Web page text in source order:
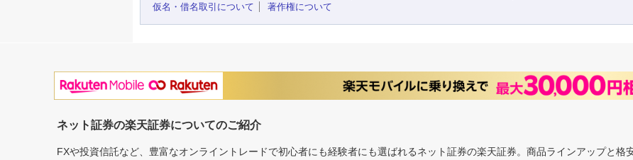
仮名・借名取引について
著作権について
ネット証券の楽天証券についてのご紹介
FXや投資信託など、豊富なオンライントレードで初心者にも経験者にも選ばれるネット証券の楽天証券。商品ラインアップと